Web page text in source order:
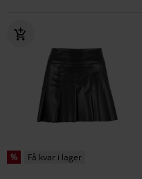
% Få kvar i lager